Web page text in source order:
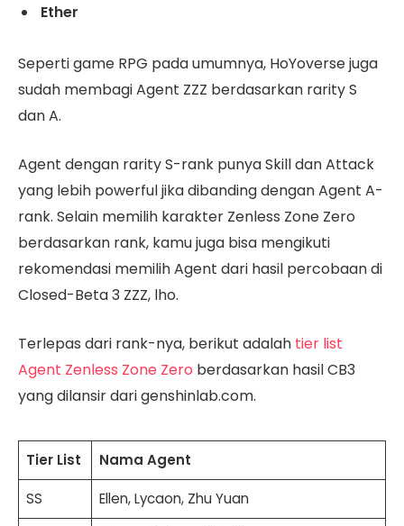
Ether
Seperti game RPG pada umumnya, HoYoverse juga
sudah membagi Agent ZZZ berdasarkan rarity S
dan A.
Agent dengan rarity S-rank punya Skill dan Attack
yang lebih powerful jika dibanding dengan Agent A-
rank. Selain memilih karakter Zenless Zone Zero
berdasarkan rank, kamu juga bisa mengikuti
rekomendasi memilih Agent dari hasil percobaan di
Closed-Beta 3 ZZZ, lho.
Terlepas dari rank-nya, berikut adalah tier list
Agent Zenless Zone Zero berdasarkan hasil CB3
yang dilansir dari genshinlab.com.
Tier List Nama Agent
SS Ellen, Lycaon, Zhu Yuan